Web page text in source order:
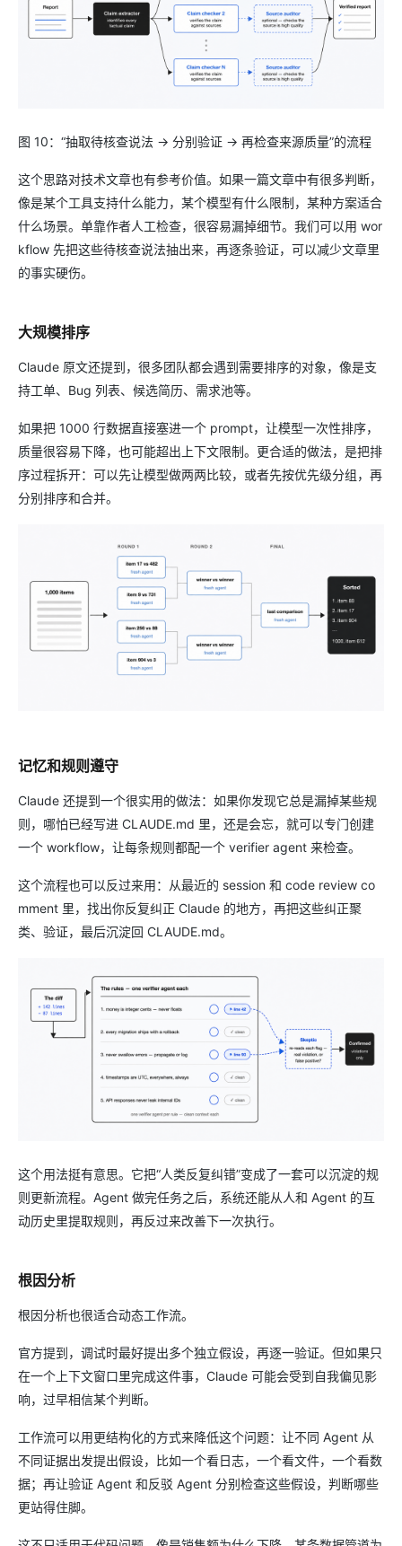
图 10：“抽取待核查说法 → 分别验证 → 再检查来源质量”的流程
这个思路对技术文章也有参考价值。如果一篇文章中有很多判断，
像是某个工具支持什么能力，某个模型有什么限制，某种方案适合
什么场景。单靠作者人工检查，很容易漏掉细节。我们可以用 wor
kflow 先把这些待核查说法抽出来，再逐条验证，可以减少文章里
的事实硬伤。
大规模排序
Claude 原文还提到，很多团队都会遇到需要排序的对象，像是支
持工单、Bug 列表、候选简历、需求池等。
如果把 1000 行数据直接塞进一个 prompt，让模型一次性排序，
质量很容易下降，也可能超出上下文限制。更合适的做法，是把排
序过程拆开：可以先让模型做两两比较，或者先按优先级分组，再
分别排序和合并。
记忆和规则遵守
Claude 还提到一个很实用的做法：如果你发现它总是漏掉某些规
则，哪怕已经写进 CLAUDE.md 里，还是会忘，就可以专门创建
一个 workflow，让每条规则都配一个 verifier agent 来检查。
这个流程也可以反过来用：从最近的 session 和 code review co
mment 里，找出你反复纠正 Claude 的地方，再把这些纠正聚
类、验证，最后沉淀回 CLAUDE.md。
这个用法挺有意思。它把“人类反复纠错”变成了一套可以沉淀的规
则更新流程。Agent 做完任务之后，系统还能从人和 Agent 的互
动历史里提取规则，再反过来改善下一次执行。
根因分析
根因分析也很适合动态工作流。
官方提到，调试时最好提出多个独立假设，再逐一验证。但如果只
在一个上下文窗口里完成这件事，Claude 可能会受到自我偏见影
响，过早相信某个判断。
工作流可以用更结构化的方式来降低这个问题：让不同 Agent 从
不同证据出发提出假设，比如一个看日志，一个看文件，一个看数
据；再让验证 Agent 和反驳 Agent 分别检查这些假设，判断哪些
更站得住脚。